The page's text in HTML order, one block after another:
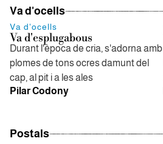
Va d'ocells
Va d'ocells
Va d'esplugabous
Durant l'època de cria, s'adorna amb
plomes de tons ocres damunt del
cap, al pit i a les ales
Pilar Codony
Postals